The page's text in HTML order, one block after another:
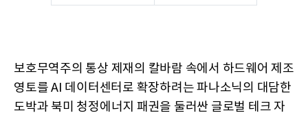
보호무역주의 통상 제재의 칼바람 속에서 하드웨어 제조
영토를 AI 데이터센터로 확장하려는 파나소닉의 대담한
도박과 북미 청정에너지 패권을 둘러싼 글로벌 테크 자